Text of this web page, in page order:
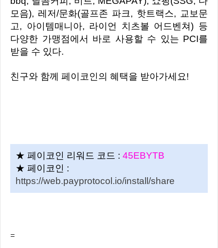
모음), 레저/문화(골프존 파크, 핫트랙스, 교보문
고, 아이템매니아, 라이언 치츠볼 어드벤쳐) 등
다양한 가맹점에서 바로 사용할 수 있는 PCI를
받을 수 있다.
친구와 함께 페이코인의 혜택을 받아가세요!
★ 페이코인 리워드 코드 : 45EBYTB
★ 페이코인 :
https://web.payprotocol.io/install/share
=